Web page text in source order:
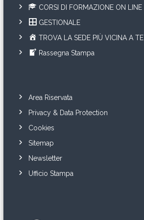
CORSI DI FORMAZIONE ON LINE
GESTIONALE
TROVA LA SEDE PIÙ VICINA A TE
Rassegna Stampa
Area Riservata
Privacy & Data Protection
Cookies
Sitemap
Newsletter
Ufficio Stampa